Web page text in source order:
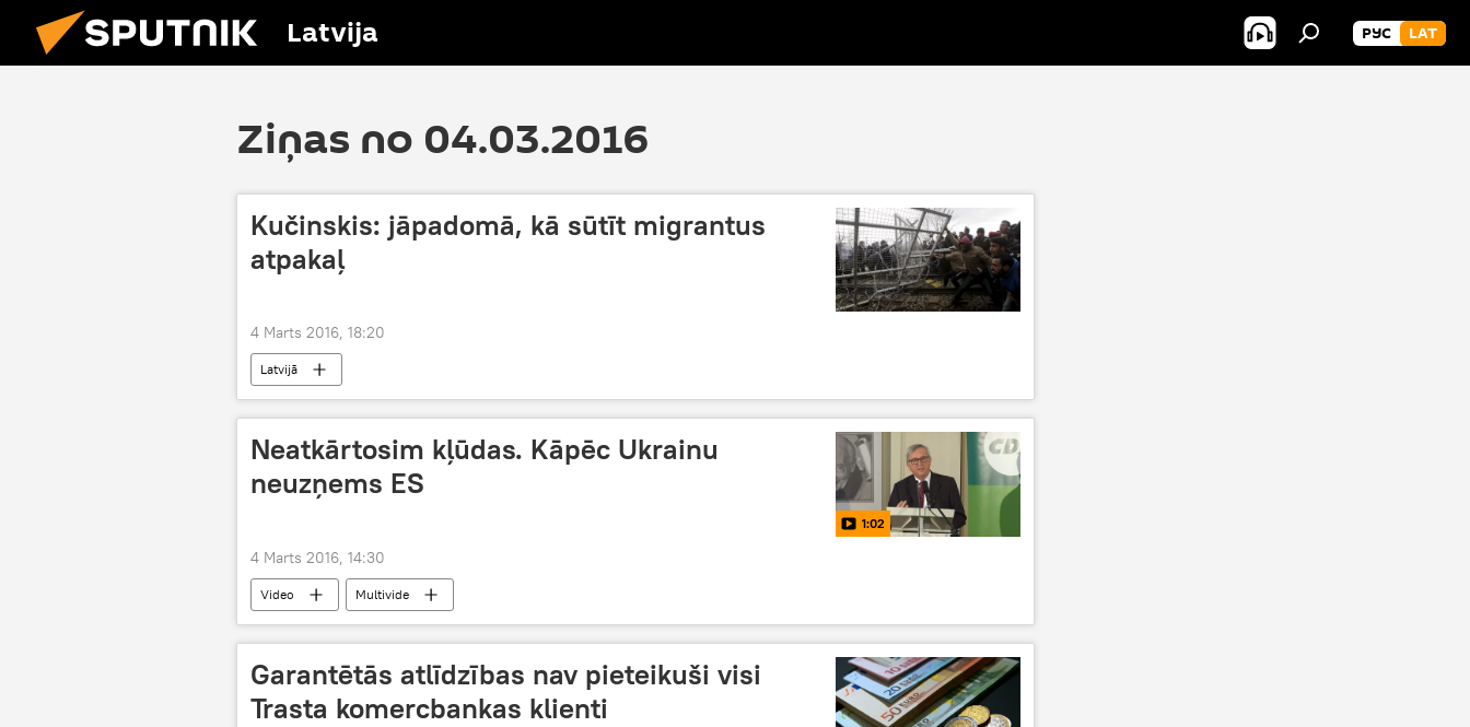
Latvija РУС LAT
Ziņas no 04.03.2016
Kučinskis: jāpadomā, kā sūtīt migrantus
atpakaļ
4 Marts 2016, 18:20
Latvijā
Neatkārtosim kļūdas. Kāpēc Ukrainu
neuzņems ES
1:02
4 Marts 2016, 14:30
Video Multivide
Garantētās atlīdzības nav pieteikuši visi
Trasta komercbankas klienti